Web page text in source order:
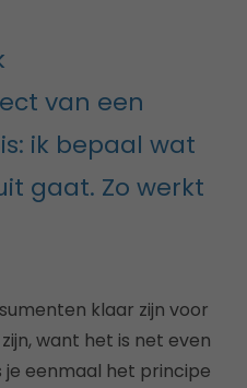
van een
ik bepaal wat
gaat. Zo werkt
klaar zijn voor
want het is net even
je eenmaal het principe